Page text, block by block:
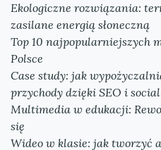
Ekologiczne rozwiązania:
zasilane energią słoneczną
Top 10 najpopularniejszych
Polsce
Case study: jak
przychody dzięki SEO i
Multimedia w edukacji:
się
Wideo w klasie: jak tworzyć